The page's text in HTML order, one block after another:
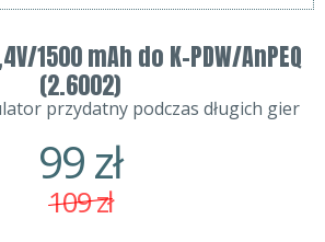
1500 mAh do K-PDW/AnPEQ
(2.6002)
przydatny podczas długich gier
99zł
109zł